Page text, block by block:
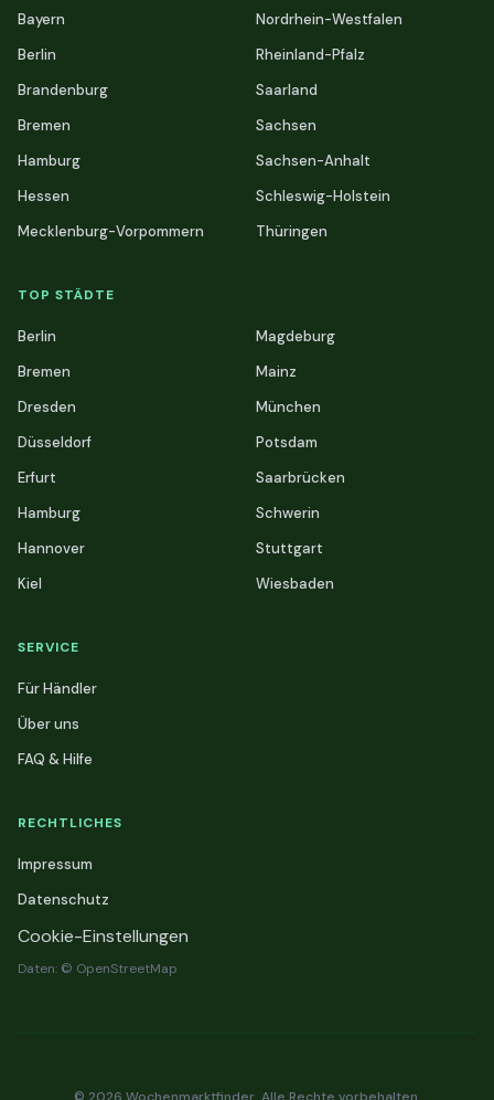
Bayern
Berlin
Brandenburg
Bremen
Hamburg
Hessen
Mecklenburg-Vorpommern
Nordrhein-Westfalen
Rheinland-Pfalz
Saarland
Sachsen
Sachsen-Anhalt
Schleswig-Holstein
Thüringen
TOP STÄDTE
Berlin
Bremen
Dresden
Düsseldorf
Erfurt
Hamburg
Hannover
Kiel
Magdeburg
Mainz
München
Potsdam
Saarbrücken
Schwerin
Stuttgart
Wiesbaden
SERVICE
Für Händler
Über uns
FAQ & Hilfe
RECHTLICHES
Impressum
Datenschutz
Cookie-Einstellungen
Daten: © OpenStreetMap